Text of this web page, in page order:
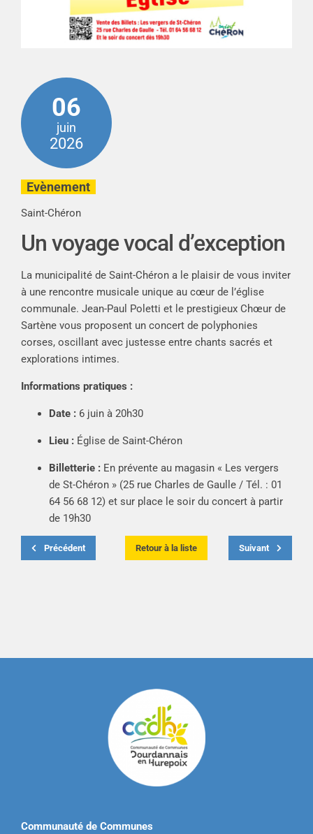
06
juin
2026
Evènement
Saint-Chéron
Un voyage vocal d’exception
La municipalité de Saint-Chéron a le plaisir de vous inviter
à une rencontre musicale unique au cœur de l’église
communale. Jean-Paul Poletti et le prestigieux Chœur de
Sartène vous proposent un concert de polyphonies
corses, oscillant avec justesse entre chants sacrés et
explorations intimes.
Informations pratiques :
Date : 6 juin à 20h30
Lieu : Église de Saint-Chéron
Billetterie : En prévente au magasin « Les vergers
de St-Chéron » (25 rue Charles de Gaulle / Tél. : 01
64 56 68 12) et sur place le soir du concert à partir
de 19h30
Précédent Retour à la liste Suivant
Communauté de Communes